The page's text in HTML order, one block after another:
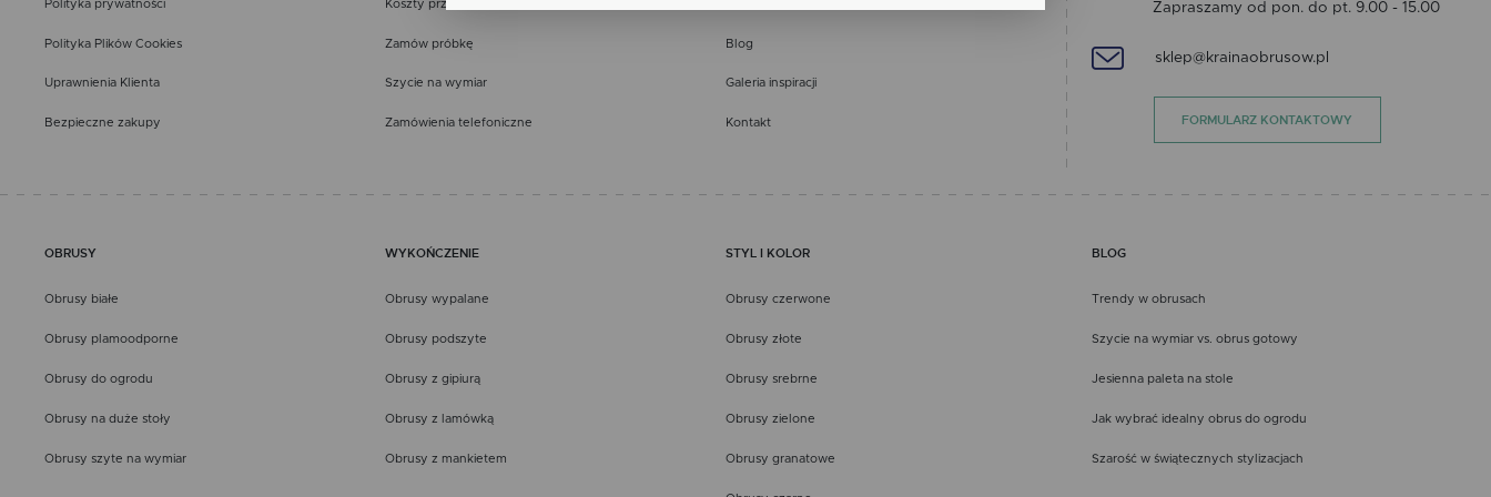
Polityka prywatności
Polityka Plików Cookies
Uprawnienia Klienta
Bezpieczne zakupy
Koszty przesyłki
Zamów próbkę
Szycie na wymiar
Zamówienia telefoniczne
Blog
Galeria inspiracji
Kontakt
Zapraszamy od pon. do pt. 9.00 - 15.00
sklep@krainaobrusow.pl
FORMULARZ KONTAKTOWY
OBRUSY
Obrusy białe
Obrusy plamoodporne
Obrusy do ogrodu
Obrusy na duże stoły
Obrusy szyte na wymiar
WYKOŃCZENIE
Obrusy wypalane
Obrusy podszyte
Obrusy z gipiurą
Obrusy z lamówką
Obrusy z mankietem
STYL I KOLOR
Obrusy czerwone
Obrusy złote
Obrusy srebrne
Obrusy zielone
Obrusy granatowe
BLOG
Trendy w obrusach
Szycie na wymiar vs. obrus gotowy
Jesienna paleta na stole
Jak wybrać idealny obrus do ogrodu
Szarość w świątecznych stylizacjach
Dzięki reklamowym plikom cookies prezentujemy Ci najciekawsze informacje i aktualności na
Promocyjne pliki cookies służą do prezentowania Ci naszych komunikatów na podstawie analizy
promocyjne mogą pojawić się na stronach podmiotów trzecich lub firm będących naszymi